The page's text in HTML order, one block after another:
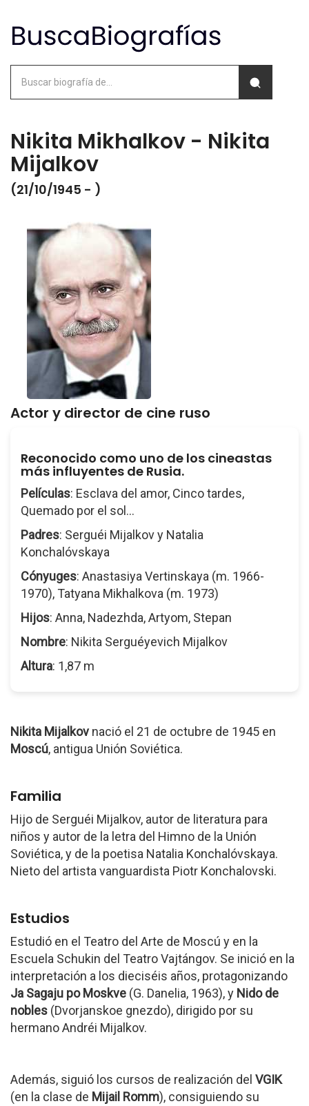
Nikita Mikhalkov - Nikita
Mijalkov
(21/10/1945 - )
Actor y director de cine ruso
Reconocido como uno de los cineastas
más influyentes de Rusia.
Películas: Esclava del amor, Cinco tardes,
Quemado por el sol...
Padres: Serguéi Mijalkov y Natalia
Konchalóvskaya
Cónyuges: Anastasiya Vertinskaya (m. 1966-
1970), Tatyana Mikhalkova (m. 1973)
Hijos: Anna, Nadezhda, Artyom, Stepan
Nombre: Nikita Serguéyevich Mijalkov
Altura: 1,87 m
Nikita Mijalkovnació el 21 de octubre de 1945 en
Moscú, antigua Unión Soviética.
Familia
Hijo de Serguéi Mijalkov, autor de literatura para
niños y autor de la letra del Himno de la Unión
Soviética, y de la poetisa Natalia Konchalóvskaya.
Nieto del artista vanguardista Piotr Konchalovski.
Estudios
Estudió en el Teatro del Arte de Moscú y en la
Escuela Schukin del Teatro Vajtángov. Se inició en la
interpretación a los dieciséis años, protagonizando
Ja Sagaju po Moskve (G. Danelia, 1963), y Nido de
nobles (Dvorjanskoe gnezdo), dirigido por su
hermano Andréi Mijalkov.
Además, siguió los cursos de realización del VGIK
(en la clase de Mijail Romm), consiguiendo su